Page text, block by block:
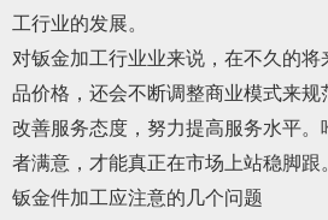
工行业的发展。
对钣金加工行业业来说，在不久的
品价格，还会不断调整商业模式来
改善服务态度，努力提高服务水平
者满意，才能真正在市场上站稳脚跟
钣金件加工应注意的几个问题